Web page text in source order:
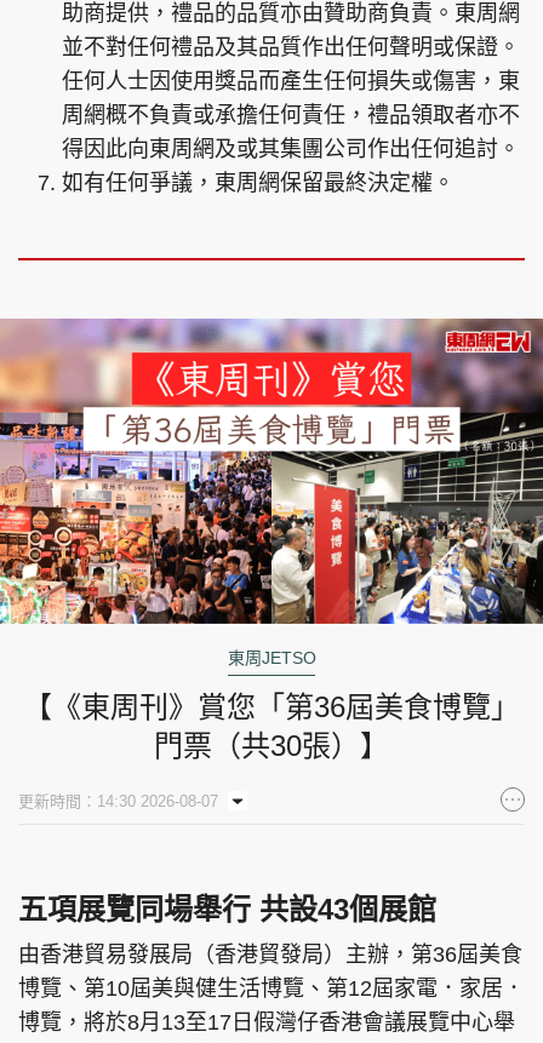
關於我們
聯絡我們
隱私政策聲明
使用條款
版權及免責聲明
Copyright © 東周網 版權所有 . 不得轉載
助商提供，禮品的品質亦由贊助商負責。東周網
並不對任何禮品及其品質作出任何聲明或保證。
任何人士因使用獎品而產生任何損失或傷害，東
周網概不負責或承擔任何責任，禮品領取者亦不
得因此向東周網及或其集團公司作出任何追討。
如有任何爭議，東周網保留最終決定權。
東周JETSO
【《東周刊》賞您「第36屆美食博覽」
門票（共30張）】
更新時間：14:30 2026-08-07
五項展覽同場舉行 共設43個展館
由香港貿易發展局（香港貿發局）主辦，第36屆美食
博覽、第10屆美與健生活博覽、第12屆家電．家居．
博覽，將於8月13至17日假灣仔香港會議展覽中心舉